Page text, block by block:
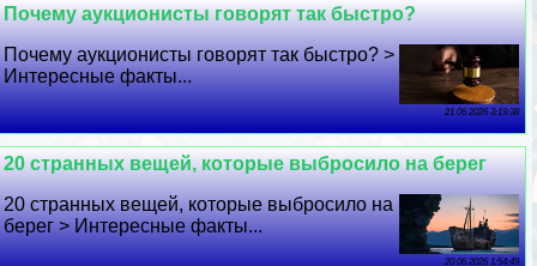
Почему аукционисты говорят так быстро?
Почему аукционисты говорят так быстро? >
Интересные факты...
21 06 2026 3:19:38
20 странных вещей, которые выбросило на берег
20 странных вещей, которые выбросило на
берег > Интересные факты...
20 06 2026 1:54:49